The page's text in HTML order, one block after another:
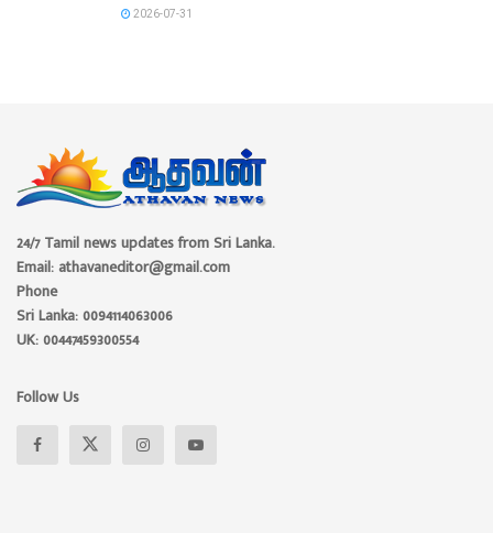
2026-07-31
24/7 Tamil news updates from Sri Lanka.
Email: athavaneditor@gmail.com
Phone
Sri Lanka: 0094114063006
UK: 00447459300554
Follow Us